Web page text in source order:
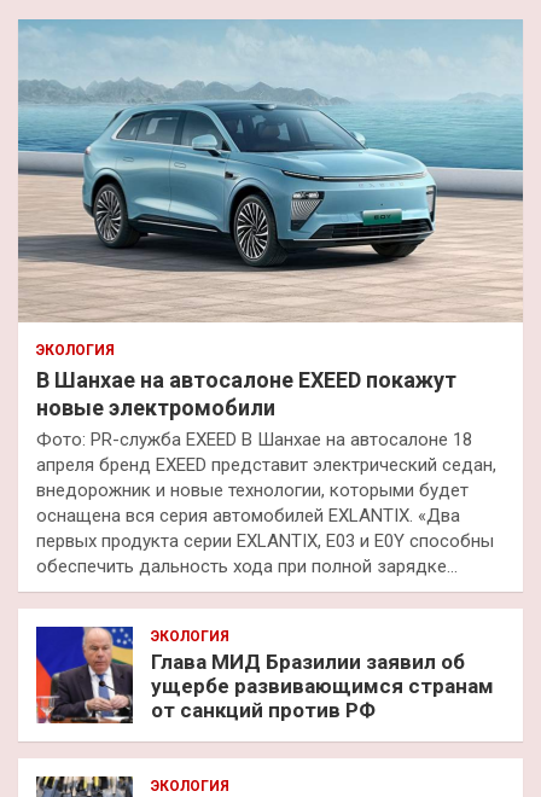
ЭКОЛОГИЯ
В Шанхае на автосалоне EXEED покажут
новые электромобили
Фото: PR-служба EXEED В Шанхае на автосалоне 18
апреля бренд EXEED представит электрический седан,
внедорожник и новые технологии, которыми будет
оснащена вся серия автомобилей EXLANTIX. «Два
первых продукта серии EXLANTIX, E03 и E0Y способны
обеспечить дальность хода при полной зарядке…
ЭКОЛОГИЯ
Глава МИД Бразилии заявил об
ущербе развивающимся странам
от санкций против РФ
ЭКОЛОГИЯ